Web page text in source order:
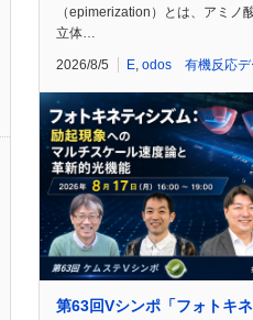
（epimerization）とは、アミノ
立体…
2026/8/5 E odos 有機反応デ
第63回Vシンポ「フォトキ